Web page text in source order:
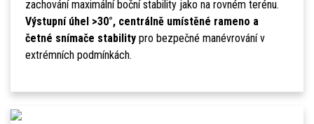
zachování maximální boční stability jako na rovném terénu.
Výstupní úhel >30°, centrálně umístěné rameno a
četné snímače stabilitypro bezpečné manévrování v
extrémních podmínkách.